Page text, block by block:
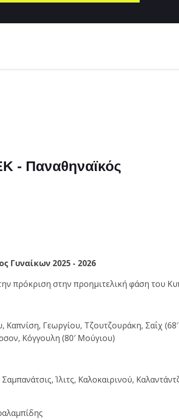
- Παναθηναϊκός
Γυναίκων 2025 - 2026
πρόκριση στην προημιτελική φάση του
Γεωργίου, Τζουτζουράκη, Σαΐχ
Κόγγουλη (80′ Μούγιου)
Ίλιτς, Καλοκαιρινού,